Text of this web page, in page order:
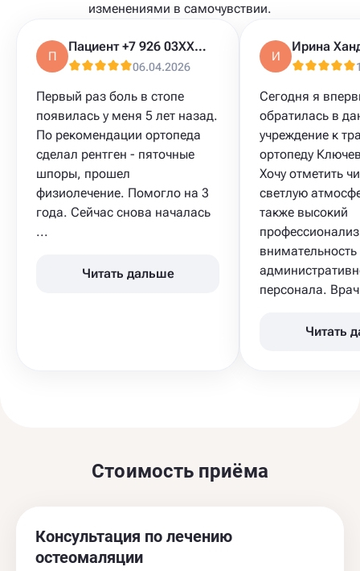
изменениями в самочувствии.
П
Пациент +7 926 03XXXXX
06.04.2026
Первый раз боль в стопе
появилась у меня 5 лет назад.
По рекомендации ортопеда
сделал рентген - пяточные
шпоры, прошел
физиолечение. Помогло на 3
года. Сейчас снова началась
...
Читать дальше
И
Ирина
Сегодня я
обратилась в
учреждение к
ортопеду
Хочу отметить
светлую
также высокий
внимательность
персонала.
Читать
Стоимость приёма
Консультация по лечению
остеомаляции